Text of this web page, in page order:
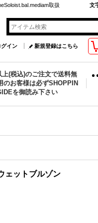
取扱 文
グイン 新規登録はこちら
上(税込)のご注文で送料無
のお客様は必ずSHOPPIN
を御読み下さい
ェットブルゾン